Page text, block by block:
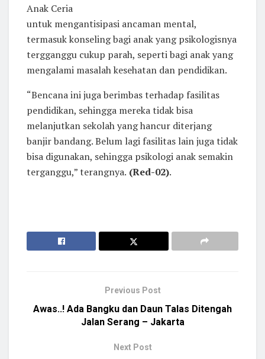
Anak Ceria
untuk mengantisipasi ancaman mental,
termasuk konseling bagi anak yang psikologisnya
tergganggu cukup parah, seperti bagi anak yang
mengalami masalah kesehatan dan pendidikan.
“Bencana ini juga berimbas terhadap fasilitas
pendidikan, sehingga mereka tidak bisa
melanjutkan sekolah yang hancur diterjang
banjir bandang. Belum lagi fasilitas lain juga tidak
bisa digunakan, sehingga psikologi anak semakin
terganggu,” terangnya. (Red-02).
Previous Post
Awas..! Ada Bangku dan Daun Talas Ditengah
Jalan Serang – Jakarta
Next Post